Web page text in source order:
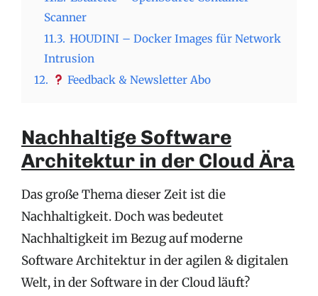
Scanner
11.3. HOUDINI – Docker Images für Network
Intrusion
12.
Feedback & Newsletter Abo
Nachhaltige Software
Architektur in der Cloud Ära
Das große Thema dieser Zeit ist die
Nachhaltigkeit. Doch was bedeutet
Nachhaltigkeit im Bezug auf moderne
Software Architektur in der agilen & digitalen
Welt, in der Software in der Cloud läuft?